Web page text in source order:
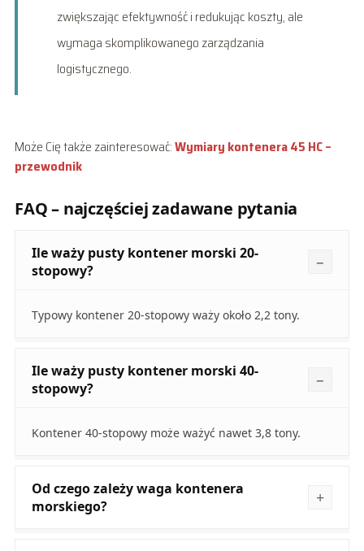
zwiększając efektywność i redukując koszty, ale
wymaga skomplikowanego zarządzania
logistycznego.
Może Cię także zainteresować:Wymiary kontenera 45 HC –
przewodnik
FAQ – najczęściej zadawane pytania
Ile waży pusty kontener morski 20-
stopowy?
Typowy kontener 20-stopowy waży około 2,2 tony.
Ile waży pusty kontener morski 40-
stopowy?
Kontener 40-stopowy może ważyć nawet 3,8 tony.
Od czego zależy waga kontenera
morskiego?